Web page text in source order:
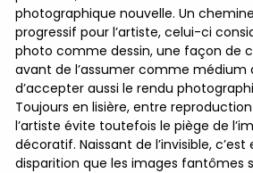
photographique nouvelle. Un
progressif pour l’artiste, celui-ci
photo comme dessin, une façon de
avant de l’assumer comme médium
d’accepter aussi le rendu
Toujours en lisière, entre
l’artiste évite toutefois le piège de
décoratif. Naissant de l’invisible,
disparition que les images fantômes